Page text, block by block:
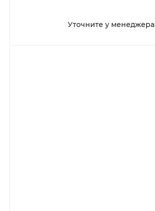
Уточните у менеджера